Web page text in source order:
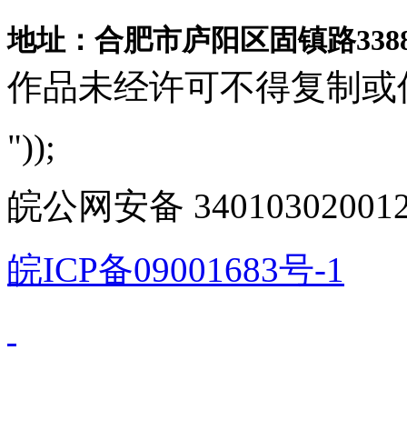
地址：合肥市庐阳区固镇路
作品未经许可不得复制或
"));
皖公网安备
皖ICP备09001683号-1